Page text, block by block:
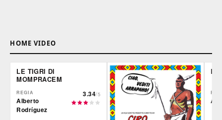
HOME VIDEO
LE TIGRI DI
MOMPRACEM
REGIA
Alberto
Rodríguez
3.34/5